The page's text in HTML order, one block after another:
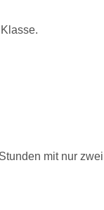
mit nur zwei